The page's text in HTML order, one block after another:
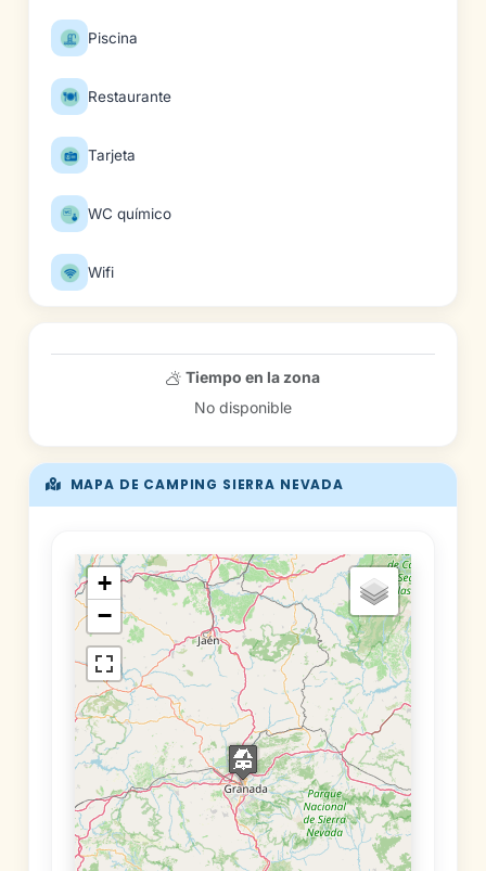
Piscina
Restaurante
Tarjeta
WC químico
Wifi
MAPA DE CAMPING SIERRA NEVADA
+
−
Tiempo en la zona
No disponible